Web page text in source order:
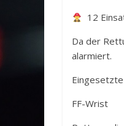
12
Da der
alarmiert.
FF-Wrist